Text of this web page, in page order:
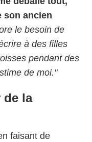
son ancien
le besoin de
à des filles
pendant des
de moi."
de la
faisant de